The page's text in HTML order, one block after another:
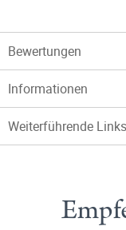
Bewertungen
Informationen
Weiterführende Links